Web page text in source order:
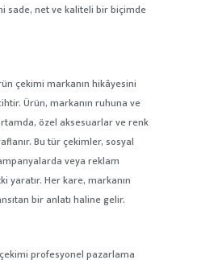
sade, net ve kaliteli bir biçimde
çekimi markanın hikâyesini
Ürün, markanın ruhuna ve
özel aksesuarlar ve renk
Bu tür çekimler, sosyal
veya reklam
yaratır. Her kare, markanın
bir anlatı haline gelir.
profesyonel pazarlama